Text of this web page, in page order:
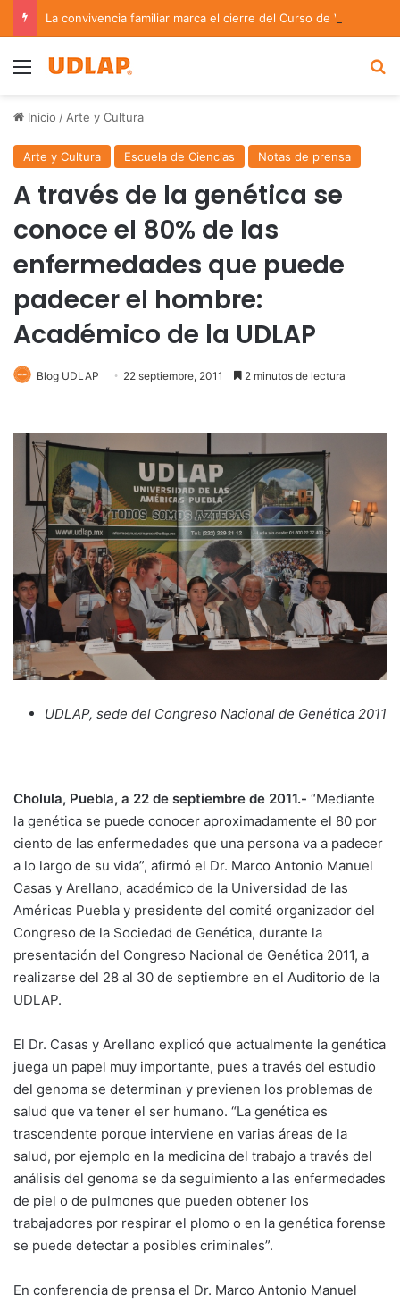
Menu
Inicio / Arte y Cultura
Arte y Cultura Escuela de Ciencias Notas de prensa
A través de la genética se
conoce el 80% de las
enfermedades que puede
padecer el hombre:
Académico de la UDLAP
Blog UDLAP 22 septiembre, 2011 2 minutos de lectura
UDLAP, sede del Congreso Nacional de Genética 2011
Cholula, Puebla, a 22 de septiembre de 2011.- “Mediante
la genética se puede conocer aproximadamente el 80 por
ciento de las enfermedades que una persona va a padecer
a lo largo de su vida”, afirmó el Dr. Marco Antonio Manuel
Casas y Arellano, académico de la Universidad de las
Américas Puebla y presidente del comité organizador del
Congreso de la Sociedad de Genética, durante la
presentación del Congreso Nacional de Genética 2011, a
realizarse del 28 al 30 de septiembre en el Auditorio de la
UDLAP.
El Dr. Casas y Arellano explicó que actualmente la genética
juega un papel muy importante, pues a través del estudio
del genoma se determinan y previenen los problemas de
salud que va tener el ser humano. “La genética es
trascendente porque interviene en varias áreas de la
salud, por ejemplo en la medicina del trabajo a través del
análisis del genoma se da seguimiento a las enfermedades
de piel o de pulmones que pueden obtener los
trabajadores por respirar el plomo o en la genética forense
se puede detectar a posibles criminales”.
En conferencia de prensa el Dr. Marco Antonio Manuel